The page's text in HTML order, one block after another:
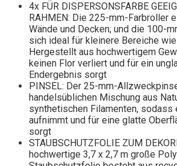
4x FÜR DISPERSONSFARBE
RAHMEN: Die 225-mm-Farbroller
Wände und Decken; und die 100-
sich ideal für kleinere Bereiche
Hergestellt aus hochwertigem
keinen Flor verliert und für ein
Endergebnis sorgt
PINSEL: Der 25-mm-
handelsüblichen Mischung aus
synthetischen Filamenten, sodass
aufnimmt und für eine glatte
sorgt
STAUBSCHUTZFOLIE ZUM
hochwertige 3,7 x 2,7 m große